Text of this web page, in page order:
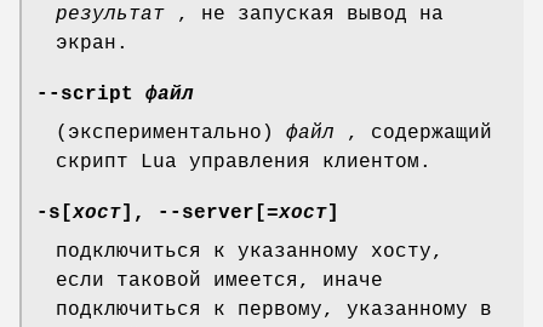
результат , не запуская вывод на
экран.
--script
файл
(экспериментально) файл , содержащий
скрипт Lua управления клиентом.
-s[хост ], --server[ =хост
подключиться к указанному хосту,
если таковой имеется, иначе
подключиться к первому, указанному в